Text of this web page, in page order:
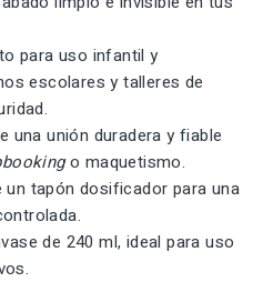
para uso infantil y
escolares y talleres de
una unión duradera y fiable
o maquetismo.
un tapón dosificador para una
de 240 ml, ideal para uso